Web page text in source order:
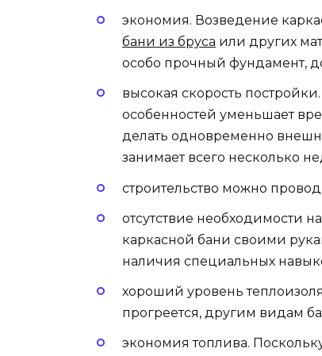
экономия. Возведение
бани из бруса или других
особо прочный фундамент,
высокая скорость
особенностей уменьшает
делать одновременно
занимает всего несколько
строительство можно
отсутствие необходимости
каркасной бани своими
наличия специальных
хороший уровень
прогреется, другим видам
экономия топлива.